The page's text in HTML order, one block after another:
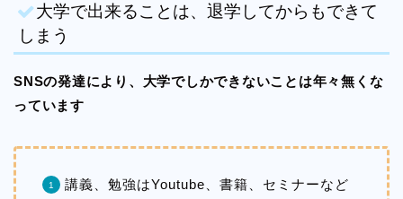
大学で出来ることは、退学してからもできて
しまう
SNSの発達により、大学でしかできないことは年々無くな
っています
講義、勉強はYoutube、書籍、セミナーなど